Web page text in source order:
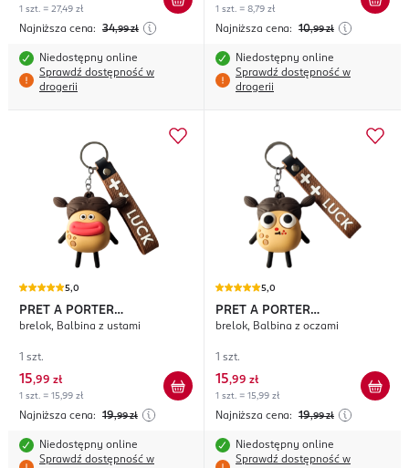
1 szt. = 27,49 zł
Najniższa cena: 34,99 zł
Niedostępny online
Sprawdź dostępność w
drogerii
1 szt. = 8,79 zł
Najniższa cena: 10,99 zł
Niedostępny online
Sprawdź dostępność w
drogerii
5,0
PRET A PORTER
ACCESSORIES
brelok, Balbina z ustami
1 szt.
15,99 zł
1 szt. = 15,99 zł
Najniższa cena: 19,99 zł
Niedostępny online
Sprawdź dostępność w
5,0
PRET A PORTER
ACCESSORIES
brelok, Balbina z oczami
1 szt.
15,99 zł
1 szt. = 15,99 zł
Najniższa cena: 19,99 zł
Niedostępny online
Sprawdź dostępność w